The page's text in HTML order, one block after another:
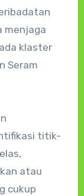
menjaga
klaster
Seram
titik-
atau
cukup